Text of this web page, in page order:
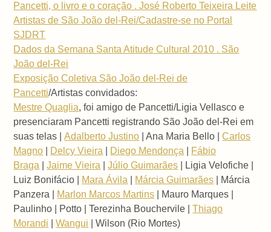
Pancetti, o livro e o coração . José Roberto Teixeira Leite
Artistas de São João del-Rei/Cadastre-se no Portal
SJDRT
Dados da Semana Santa Atitude Cultural 2010 . São
João del-Rei
Exposição Coletiva São João del-Rei de
Pancetti/Artistas convidados:
Mestre Quaglia, foi amigo de Pancetti/Ligia Vellasco e
presenciaram Pancetti registrando São João del-Rei em
suas telas |Adalberto Justino | Ana Maria Bello |Carlos
Magno
Delcy Vieira Diego Mendonça
Fábio
Braga |Jaime Vieira |Júlio Guimarães | Ligia Velofiche |
Luiz Bonifácio | Mara Ávila Márcia Guimarães | Márcia
Panzera | Marlon Marcos Martins | Mauro Marques |
Paulinho | Potto | Terezinha Bouchervile |Thiago
Morandi |Wangui | Wilson (Rio Mortes)